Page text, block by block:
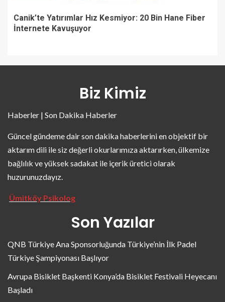
Canik’te Yatırımlar Hız Kesmiyor: 20 Bin Hane Fiber
İnternete Kavuşuyor
Biz Kimiz
Haberler | Son Dakika Haberler
Güncel gündeme dair son dakika haberlerini en objektif bir
aktarım dili ile siz değerli okurlarımıza aktarırken, ülkemize
bağlılık ve yüksek sadakat ile içerik üretici olarak
huzurunuzdayız.
Ümitköy Psikolog
Son Yazılar
QNB Türkiye Ana Sponsorluğunda Türkiye’nin İlk Padel
Türkiye Şampiyonası Başlıyor
Avrupa Bisiklet Başkenti Konya’da Bisiklet Festivali Heyecanı
Başladı